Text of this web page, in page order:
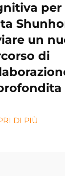
un
di
DI PIÙ